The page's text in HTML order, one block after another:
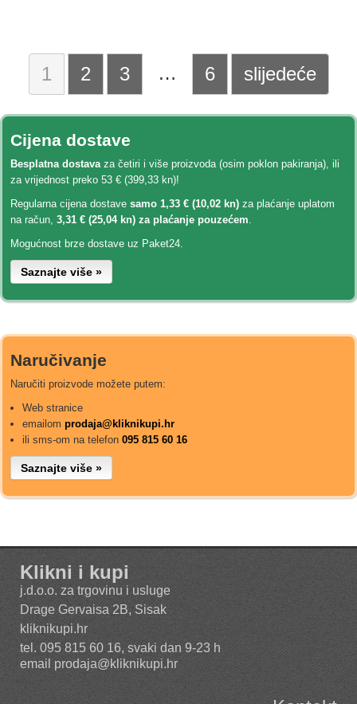
1 2 3 … 6 slijedeće
Cijena dostave
Besplatna dostavaza četiri i više proizvoda (osim poklon pakiranja), ili
za vrijednost preko 53 € (399,33 kn)!
Regularna cijena dostave samo 1,33 € (10,02 kn) za plaćanje uplatom
na račun, 3,31 € (25,04 kn) za plaćanje pouzećem.
Mogućnost brze dostave uz Paket24.
Saznajte više »
Naručivanje
Naručiti proizvode možete putem:
Web stranice
emailom prodaja@kliknikupi.hr
ili sms-om na telefon 095 815 60 16
Saznajte više »
Klikni i kupi
j.d.o.o. za trgovinu i usluge
Drage Gervaisa 2B, Sisak
kliknikupi.hr
tel. 095 815 60 16, svaki dan 9-23 h
email prodaja@kliknikupi.hr